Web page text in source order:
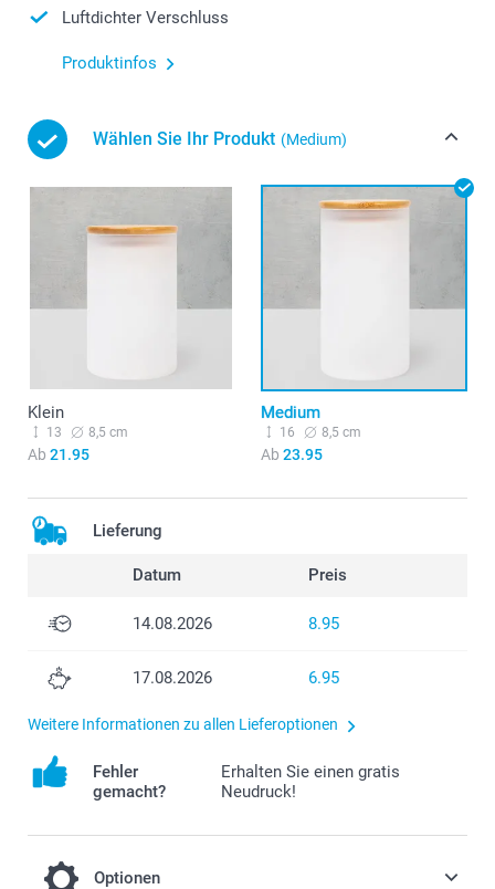
Luftdichter Verschluss
Produktinfos
Wählen Sie Ihr Produkt (Medium)
Klein
13 8,5 cm
Ab 21.95
Medium
16 8,5 cm
Ab 23.95
Lieferung
Datum Preis
14.08.2026 8.95
17.08.2026 6.95
Weitere Informationen zu allen Lieferoptionen
Fehler
gemacht?
Erhalten Sie einen gratis
Neudruck!
Optionen